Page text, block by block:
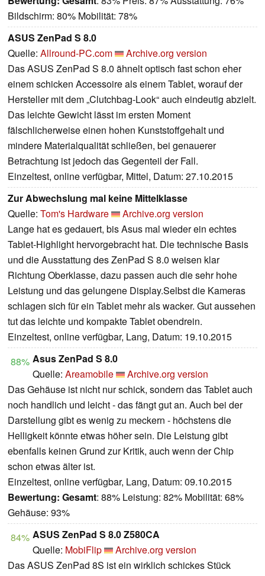
Bildschirm: 80% Mobilität: 78%
ASUS ZenPad S 8.0
Quelle: Allround-PC.com
Archive.org version
Das ASUS ZenPad S 8.0 ähnelt optisch fast schon eher
einem schicken Accessoire als einem Tablet, worauf der
Hersteller mit dem „Clutchbag-Look“ auch eindeutig abzielt.
Das leichte Gewicht lässt im ersten Moment
fälschlicherweise einen hohen Kunststoffgehalt und
mindere Materialqualität schließen, bei genauerer
Betrachtung ist jedoch das Gegenteil der Fall.
Einzeltest, online verfügbar, Mittel, Datum: 27.10.2015
Zur Abwechslung mal keine Mittelklasse
Quelle: Tom's Hardware
Archive.org version
Lange hat es gedauert, bis Asus mal wieder ein echtes
Tablet-Highlight hervorgebracht hat. Die technische Basis
und die Ausstattung des ZenPad S 8.0 weisen klar
Richtung Oberklasse, dazu passen auch die sehr hohe
Leistung und das gelungene Display.Selbst die Kameras
schlagen sich für ein Tablet mehr als wacker. Gut aussehen
tut das leichte und kompakte Tablet obendrein.
Einzeltest, online verfügbar, Lang, Datum: 19.10.2015
88% Asus ZenPad S 8.0
Quelle: Areamobile
Archive.org version
Das Gehäuse ist nicht nur schick, sondern das Tablet auch
noch handlich und leicht - das fängt gut an. Auch bei der
Darstellung gibt es wenig zu meckern - höchstens die
Helligkeit könnte etwas höher sein. Die Leistung gibt
ebenfalls keinen Grund zur Kritik, auch wenn der Chip
schon etwas älter ist.
Einzeltest, online verfügbar, Lang, Datum: 09.10.2015
Bewertung: Gesamt: 88% Leistung: 82% Mobilität: 68%
Gehäuse: 93%
84% ASUS ZenPad S 8.0 Z580CA
Quelle: MobiFlip
Archive.org version
Das ASUS ZenPad 8S ist ein wirklich schickes Stück